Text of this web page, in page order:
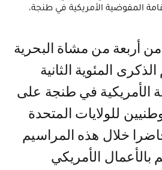
المفوضية الأمريكية في طنجة،
المئوية الثانية
الأمريكية في طنجة على
للولايات المتحدة
خلال هذه المراسيم
الأمريكي